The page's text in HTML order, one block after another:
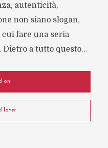
autenticità,
non siano slogan,
cui fare una seria
a tutto questo...
on
later